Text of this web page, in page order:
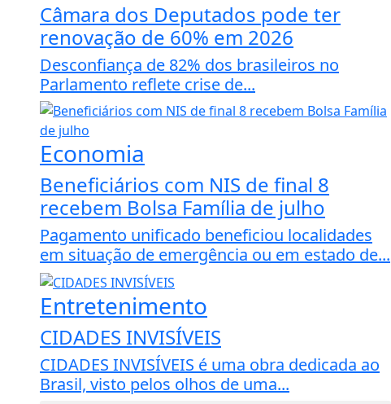
Câmara dos Deputados pode ter
renovação de 60% em 2026
Desconfiança de 82% dos brasileiros no
Parlamento reflete crise de...
Economia
Beneficiários com NIS de final 8
recebem Bolsa Família de julho
Pagamento unificado beneficiou localidades
em situação de emergência ou em estado de...
Entretenimento
CIDADES INVISÍVEIS
CIDADES INVISÍVEIS é uma obra dedicada ao
Brasil, visto pelos olhos de uma...